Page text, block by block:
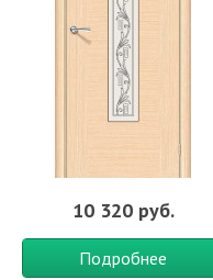
10 320 руб.
Подробнее